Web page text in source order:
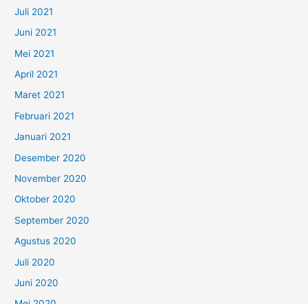
Juli 2021
Juni 2021
Mei 2021
April 2021
Maret 2021
Februari 2021
Januari 2021
Desember 2020
November 2020
Oktober 2020
September 2020
Agustus 2020
Juli 2020
Juni 2020